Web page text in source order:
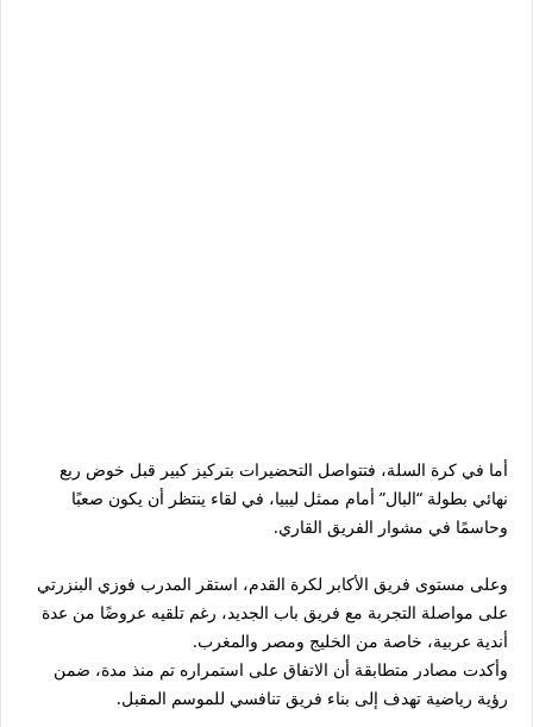
أما في كرة السلة، فتتواصل التحضيرات بتركيز كبير قبل خوض ربع
نهائي بطولة “البال” أمام ممثل ليبيا، في لقاء ينتظر أن يكون صعبًا
وحاسمًا في مشوار الفريق القاري.
وعلى مستوى فريق الأكابر لكرة القدم، استقر المدرب فوزي البنزرتي
على مواصلة التجربة مع فريق باب الجديد، رغم تلقيه عروضًا من عدة
أندية عربية، خاصة من الخليج ومصر والمغرب.
وأكدت مصادر متطابقة أن الاتفاق على استمراره تم منذ مدة، ضمن
رؤية رياضية تهدف إلى بناء فريق تنافسي للموسم المقبل.